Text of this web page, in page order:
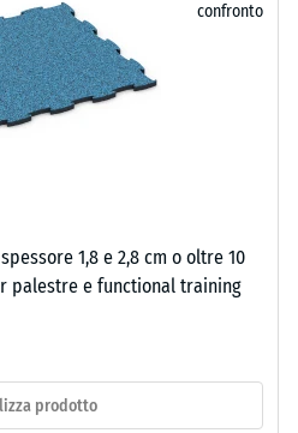
confronto
spessore 1,8 e 2,8 cm o oltre 10
palestre e functional training
prodotto